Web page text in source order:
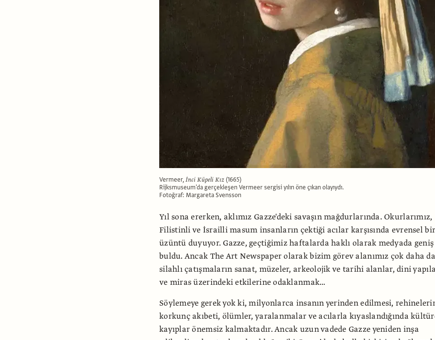
Vermeer,İnci Küpeli Kız(1665)
Rijksmuseum'da gerçekleşen Vermeer sergisi yılın öne çıkan olayıydı.
Fotoğraf: Margareta Svensson
Yıl sona ererken, aklımız Gazze'deki savaşın mağdurlarında. Okurlarımız,
Filistinli ve İsrailli masum insanların çektiği acılar karşısında evrensel bir
üzüntü duyuyor. Gazze, geçtiğimiz haftalarda haklı olarak medyada geniş
buldu. Ancak The Art Newspaper olarak bizim görev alanımız çok daha
silahlı çatışmaların sanat, müzeler, arkeolojik ve tarihi alanlar, dini
ve miras üzerindeki etkilerine odaklanmak…
Söylemeye gerek yok ki, milyonlarca insanın yerinden edilmesi,
korkunç akıbeti, ölümler, yaralanmalar ve acılarla kıyaslandığında
kayıplar önemsiz kalmaktadır. Ancak uzun vadede Gazze yeniden inşa